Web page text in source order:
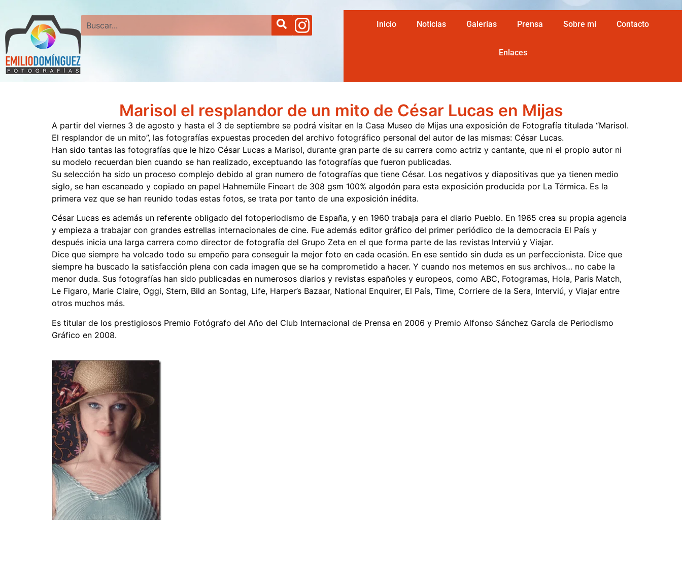
Search
Inicio Noticias Galerias Prensa Sobre mi Contacto
Enlaces
Marisol el resplandor de un mito de César Lucas en Mijas
A partir del viernes 3 de agosto y hasta el 3 de septiembre se podrá visitar en la Casa Museo de Mijas una exposición de Fotografía titulada “Marisol.
El resplandor de un mito”, las fotografías expuestas proceden del archivo fotográfico personal del autor de las mismas: César Lucas.
Han sido tantas las fotografías que le hizo César Lucas a Marisol, durante gran parte de su carrera como actriz y cantante, que ni el propio autor ni
su modelo recuerdan bien cuando se han realizado, exceptuando las fotografías que fueron publicadas.
Su selección ha sido un proceso complejo debido al gran numero de fotografías que tiene César. Los negativos y diapositivas que ya tienen medio
siglo, se han escaneado y copiado en papel Hahnemüle Fineart de 308 gsm 100% algodón para esta exposición producida por La Térmica. Es la
primera vez que se han reunido todas estas fotos, se trata por tanto de una exposición inédita.
César Lucas es además un referente obligado del fotoperiodismo de España, y en 1960 trabaja para el diario Pueblo. En 1965 crea su propia agencia
y empieza a trabajar con grandes estrellas internacionales de cine. Fue además editor gráfico del primer periódico de la democracia El País y
después inicia una larga carrera como director de fotografía del Grupo Zeta en el que forma parte de las revistas Interviú y Viajar.
Dice que siempre ha volcado todo su empeño para conseguir la mejor foto en cada ocasión. En ese sentido sin duda es un perfeccionista. Dice que
siempre ha buscado la satisfacción plena con cada imagen que se ha comprometido a hacer. Y cuando nos metemos en sus archivos… no cabe la
menor duda. Sus fotografías han sido publicadas en numerosos diarios y revistas españoles y europeos, como ABC, Fotogramas, Hola, Paris Match,
Le Figaro, Marie Claire, Oggi, Stern, Bild an Sontag, Life, Harper’s Bazaar, National Enquirer, El País, Time, Corriere de la Sera, Interviú, y Viajar entre
otros muchos más.
Es titular de los prestigiosos Premio Fotógrafo del Año del Club Internacional de Prensa en 2006 y Premio Alfonso Sánchez García de Periodismo
Gráfico en 2008.